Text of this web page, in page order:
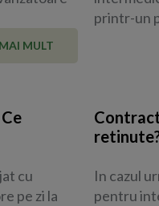
MAI MULT
printr-un
cu
pe zi la
In cazul
pentru